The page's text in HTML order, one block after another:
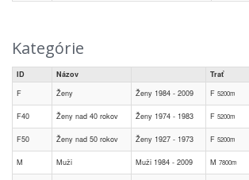
Kategórie
ID Názov Trať
F
Ženy Ženy 1984 - 2009 F 5200m
F40 Ženy nad 40 rokov Ženy 1974 - 1983 F 5200m
F50 Ženy nad 50 rokov Ženy 1927 - 1973 F 5200m
M Muži Muži 1984 - 2009 M 7800m